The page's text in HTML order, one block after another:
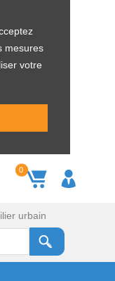
mesures
votre
0
urbain